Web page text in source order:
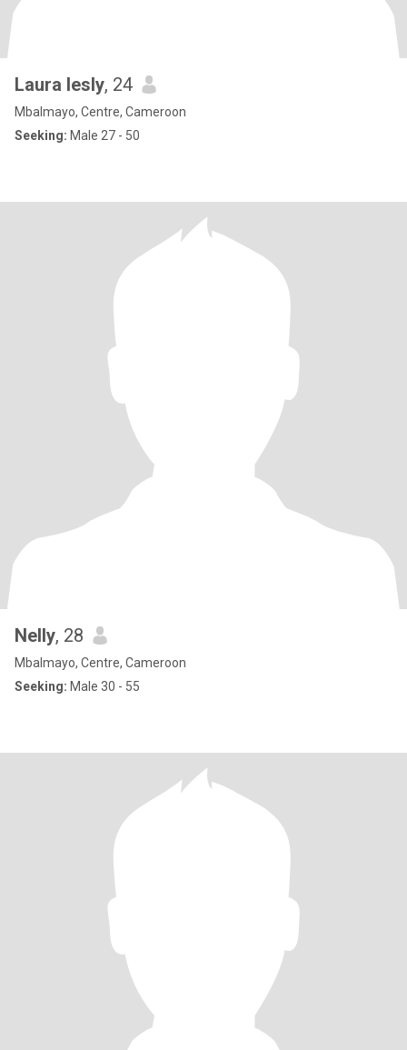
Laura lesly, 24
Mbalmayo, Centre, Cameroon
Seeking: Male 27 - 50
Nelly, 28
Mbalmayo, Centre, Cameroon
Seeking: Male 30 - 55